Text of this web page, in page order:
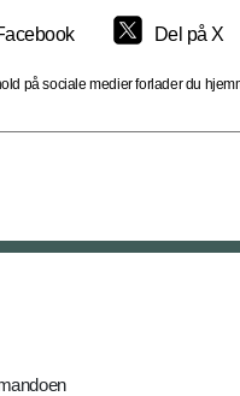
Del på X
på sociale medier forlader du